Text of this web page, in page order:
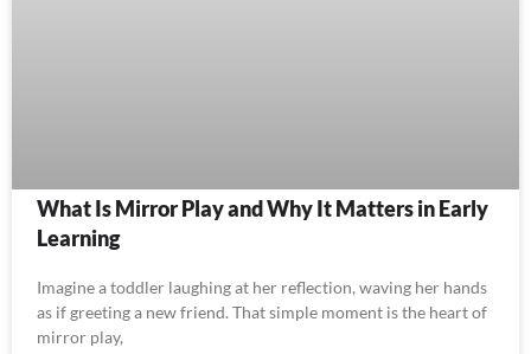
What Is Mirror Play and Why It Matters in Early
Learning
Imagine a toddler laughing at her reflection, waving her hands
as if greeting a new friend. That simple moment is the heart of
mirror play,